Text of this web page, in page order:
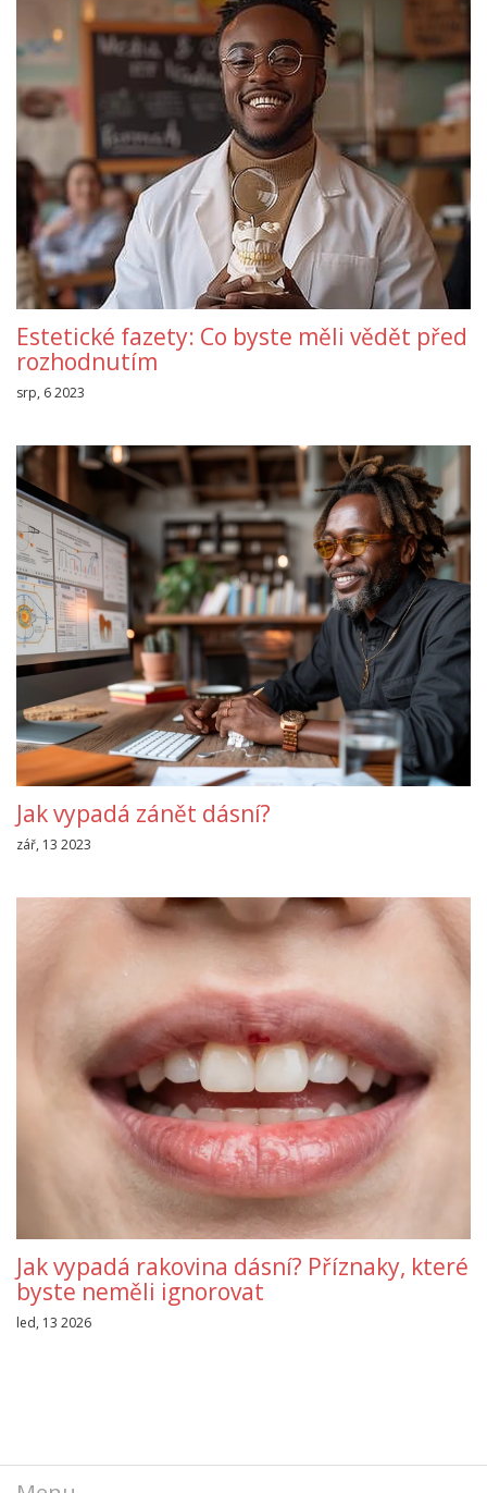
Estetické fazety: Co byste měli vědět před
rozhodnutím
srp, 6 2023
Jak vypadá zánět dásní?
zář, 13 2023
Jak vypadá rakovina dásní? Příznaky, které
byste neměli ignorovat
led, 13 2026